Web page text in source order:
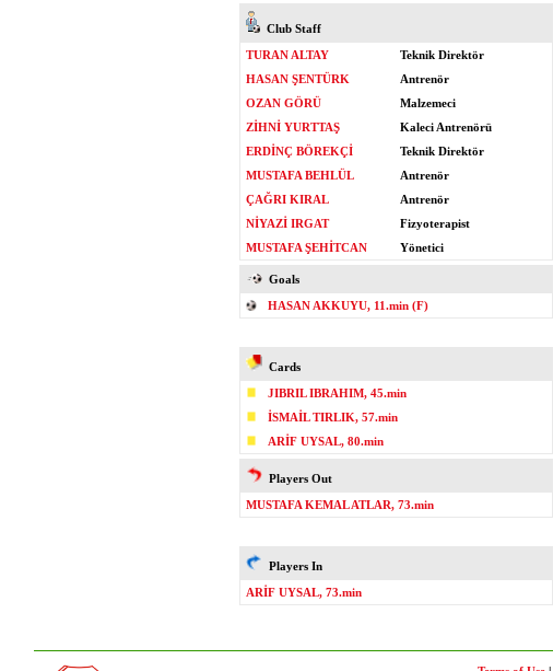
Club Staff
TURAN ALTAY
Teknik Direktör
HASAN ŞENTÜRK
Antrenör
OZAN GÖRÜ
Malzemeci
ZİHNİ YURTTAŞ
Kaleci Antrenörü
ERDİNÇ BÖREKÇİ
Teknik Direktör
MUSTAFA BEHLÜL
Antrenör
ÇAĞRI KIRAL
Antrenör
NİYAZİ IRGAT
Fizyoterapist
MUSTAFA ŞEHİTCAN
Yönetici
Goals
HASAN AKKUYU, 11.min (F)
Cards
JIBRIL IBRAHIM, 45.min
İSMAİL TIRLIK, 57.min
ARİF UYSAL, 80.min
Players Out
MUSTAFA KEMAL ATLAR, 73.min
Players In
ARİF UYSAL, 73.min